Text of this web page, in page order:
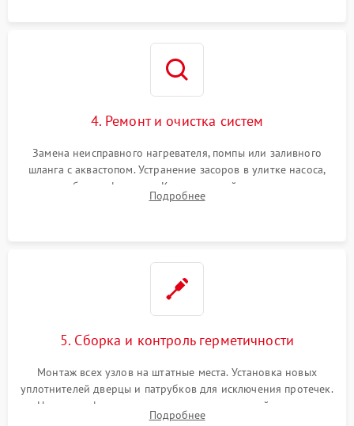
4. Ремонт и очистка систем
Замена неисправного нагревателя, помпы или заливного
шланга с аквастопом. Устранение засоров в улитке насоса,
патрубках и фильтрах. Компонентный ремонт платы
управления, восстановление поврежденной проводки.
Подробнее
5. Сборка и контроль герметичности
Монтаж всех узлов на штатные места. Установка новых
уплотнителей дверцы и патрубков для исключения протечек.
Надежная фиксация хомутов гидравлической системы,
сборка корпуса и установка датчика поплавка.
Подробнее